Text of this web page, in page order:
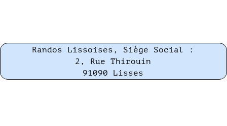
Randos Lissoises, Siège Social :
2, Rue Thirouin
91090 Lisses